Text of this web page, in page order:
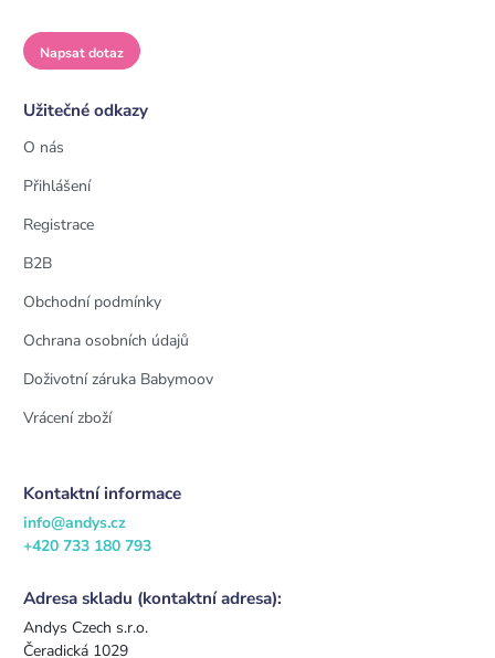
Napsat dotaz
Užitečné odkazy
O nás
Přihlášení
Registrace
B2B
Obchodní podmínky
Ochrana osobních údajů
Doživotní záruka Babymoov
Vrácení zboží
Kontaktní informace
info@andys.cz
+420 733 180 793
Adresa skladu (kontaktní adresa):
Andys Czech s.r.o.
Čeradická 1029